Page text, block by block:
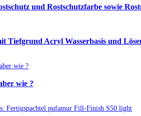
und Rostschutzfarbe sowie
Tiefgrund Acryl Wasserbasis und
wie ?